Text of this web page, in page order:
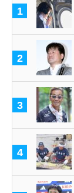
1
2
3
4